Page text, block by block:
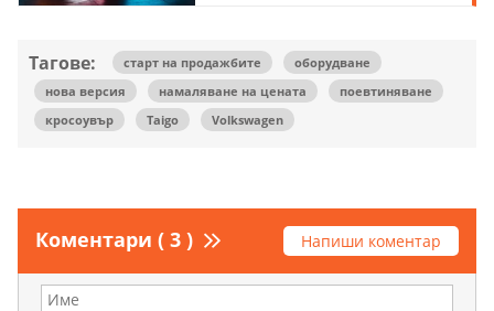
Тагове: старт на продажбите
оборудване
нова версия
намаляване на цената
поевтиняване
кросоувър
Taigo Volkswagen
Коментари ( 3 ) Напиши коментар